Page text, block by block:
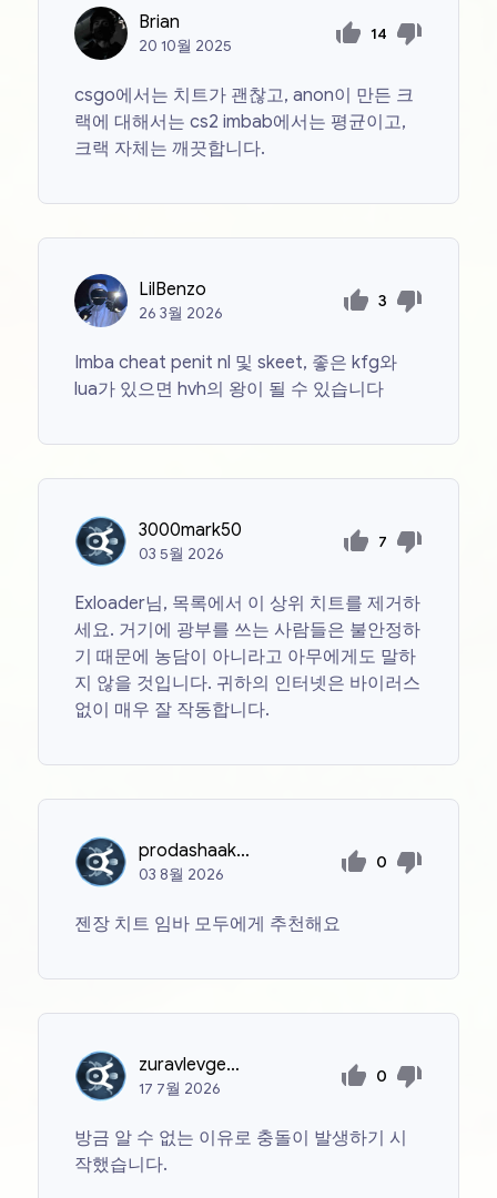
Brian
2010월 2025
14
csgo에서는 치트가 괜찮고, anon이 만든 크
랙에 대해서는 cs2 imbab에서는 평균이고,
크랙 자체는 깨끗합니다.
LilBenzo
263월 2026
3
Imba cheat penit nl 및 skeet, 좋은 kfg와
lua가 있으면 hvh의 왕이 될 수 있습니다
3000mark50
035월 2026
7
Exloader님, 목록에서 이 상위 치트를 제거하
세요. 거기에 광부를 쓰는 사람들은 불안정하
기 때문에 농담이 아니라고 아무에게도 말하
지 않을 것입니다. 귀하의 인터넷은 바이러스
없이 매우 잘 작동합니다.
prodashaakkaynta228pr
03 8월 2026
0
젠장 치트 임바 모두에게 추천해요
zuravlevgeorgij57
17 7월 2026
0
방금 알 수 없는 이유로 충돌이 발생하기 시
작했습니다.